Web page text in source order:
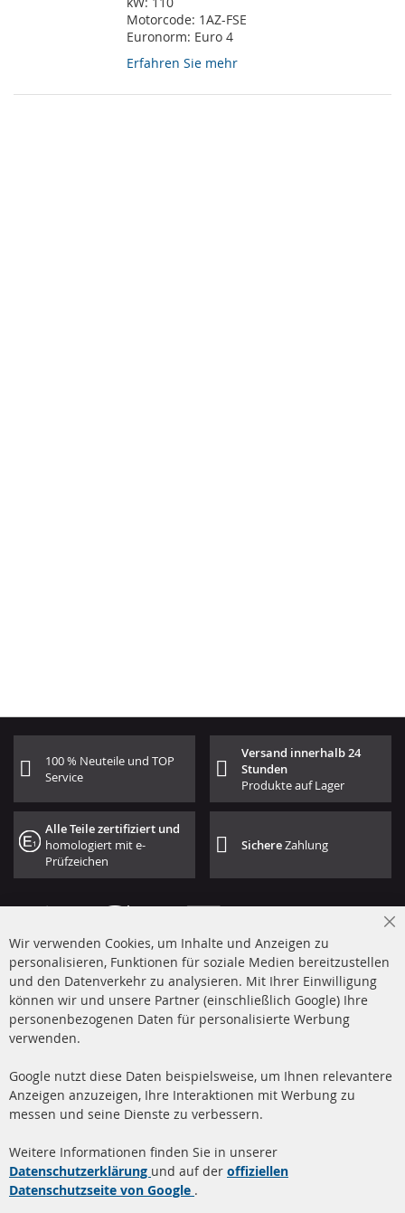
Motorcode: 1AZ-FSE
Euronorm: Euro 4
Erfahren Sie mehr
100 % Neuteile und TOP
Service
Versand innerhalb 24
Stunden
Produkte auf Lager
Alle Teile zertifiziert und
homologiert mit e-
Prüfzeichen
SichereZahlung
+49 (0) 4533 799 00 0
Mo-Do: 09-17 Uhr, Fr 09-16 Uhr
info@contra-automotive.de
facebook
instagram
Quick Links
Dieselpartikelfilter (DPF)
Dieselpartikelfilter
Kundenservice
Über uns
Wir verwenden Cookies, um Inhalte und Anzeigen zu
personalisieren, Funktionen für soziale Medien bereitzustellen
und den Datenverkehr zu analysieren. Mit Ihrer Einwilligung
können wir und unsere Partner (einschließlich Google) Ihre
personenbezogenen Daten für personalisierte Werbung
verwenden.
Google nutzt diese Daten beispielsweise, um Ihnen relevantere
Anzeigen anzuzeigen, Ihre Interaktionen mit Werbung zu
messen und seine Dienste zu verbessern.
Weitere Informationen finden Sie in unserer
Datenschutzerklärung und auf der offiziellen
Datenschutzseite von Google .